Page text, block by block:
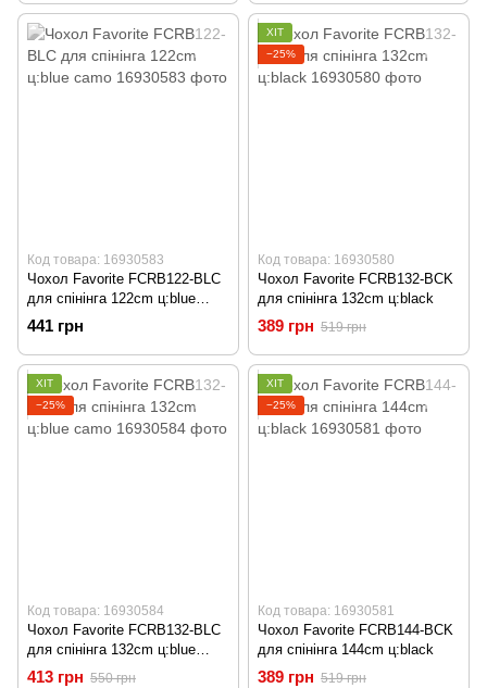
Код товара: 16930583
Чохол Favorite FCRB122-BLC
для спінінга 122cm ц:blue
camo
441 грн
ХІТ
−25%
Код товара: 16930580
Чохол Favorite FCRB132-BCK
для спінінга 132cm ц:black
389 грн 519 грн
ХІТ
−25%
Код товара: 16930584
Чохол Favorite FCRB132-BLC
для спінінга 132cm ц:blue
camo
413 грн 550 грн
ХІТ
−25%
Код товара: 16930581
Чохол Favorite FCRB144-BCK
для спінінга 144cm ц:black
389 грн 519 грн